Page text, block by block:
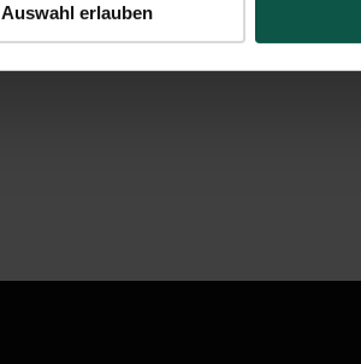
Auswahl erlauben